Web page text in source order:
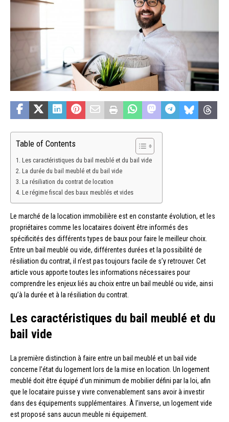
Table of Contents
Les caractéristiques du bail meublé et du bail vide
La durée du bail meublé et du bail vide
La résiliation du contrat de location
Le régime fiscal des baux meublés et vides
Le marché de la location immobilière est en constante évolution, et les
propriétaires comme les locataires doivent être informés des
spécificités des différents types de baux pour faire le meilleur choix.
Entre un bail meublé ou vide, différentes durées et la possibilité de
résiliation du contrat, il n’est pas toujours facile de s’y retrouver. Cet
article vous apporte toutes les informations nécessaires pour
comprendre les enjeux liés au choix entre un bail meublé ou vide, ainsi
qu’à la durée et à la résiliation du contrat.
Les caractéristiques du bail meublé et du
bail vide
La première distinction à faire entre un bail meublé et un bail vide
concerne l’état du logement lors de la mise en location. Un logement
meublé doit être équipé d’un minimum de mobilier défini par la loi, afin
que le locataire puisse y vivre convenablement sans avoir à investir
dans des équipements supplémentaires. À l’inverse, un logement vide
est proposé sans aucun meuble ni équipement.